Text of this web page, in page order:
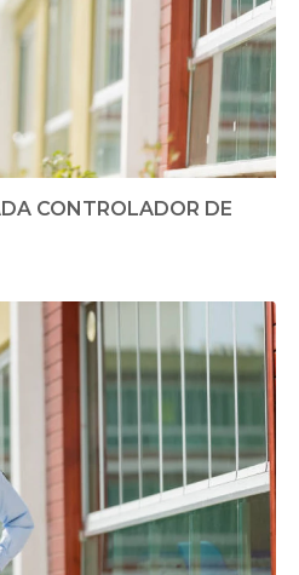
CONTROLADOR DE